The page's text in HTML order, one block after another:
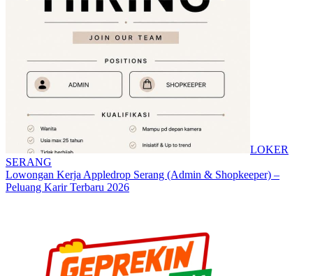
LOKER
SERANG
Lowongan Kerja Appledrop Serang (Admin & Shopkeeper) –
Peluang Karir Terbaru 2026